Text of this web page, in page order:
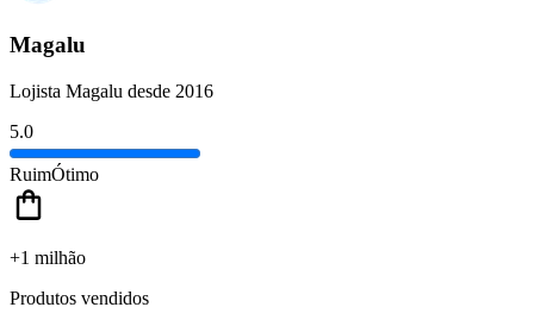
Magalu
Lojista Magalu desde 2016
5.0
RuimÓtimo
+1 milhão
Produtos vendidos